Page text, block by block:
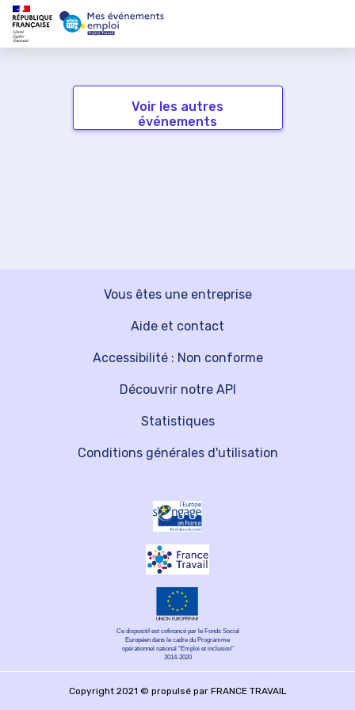
Voir les autres
événements
Vous êtes une entreprise
Découvrir notre API
Aide et contact
Statistiques
Accessibilité : Non conforme
Conditions générales d'utilisation
Ce dispositif est cofinancé par le Fonds Social
Européen dans le cadre du Programme
opérationnel national "Emploi et inclusion"
2014-2020
Copyright 2021 © propulsé par FRANCE TRAVAIL